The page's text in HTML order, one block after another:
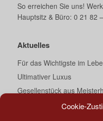
Cookie-
So erreichen Sie uns!
Hauptsitz & Büro: 0 21 82
Aktuelles
Für das Wichtigste im
Ultimativer Luxus
Gesellenstück aus
Ein Traum von Bad